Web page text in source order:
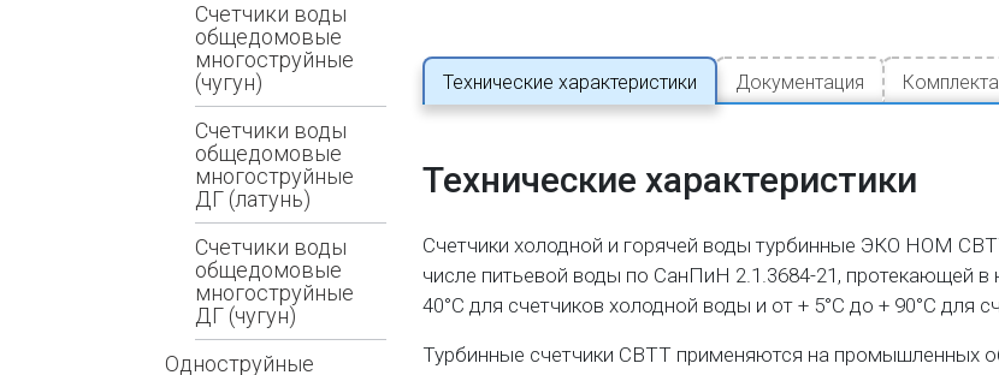
Счетчики воды
общедомовые
многоструйные
(чугун)
Счетчики воды
общедомовые
многоструйные
ДГ (латунь)
Счетчики воды
общедомовые
многоструйные
ДГ (чугун)
Одноструйные
Технические характеристики Документация
Технические характеристики
Счетчики холодной и горячей воды турбинные ЭКО НОМ
числе питьевой воды по СанПиН 2.1.3684-21, протекающей в
40°С для счетчиков холодной воды и от + 5°С до + 90°С для
Турбинные счетчики СВТТ применяются на промышленных